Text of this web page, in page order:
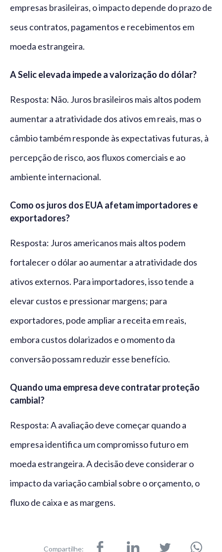
empresas brasileiras, o impacto depende do prazo de
seus contratos, pagamentos e recebimentos em
moeda estrangeira.
A Selic elevada impede a valorização do dólar?
Resposta: Não. Juros brasileiros mais altos podem
aumentar a atratividade dos ativos em reais, mas o
câmbio também responde às expectativas futuras, à
percepção de risco, aos fluxos comerciais e ao
ambiente internacional.
Como os juros dos EUA afetam importadores e
exportadores?
Resposta: Juros americanos mais altos podem
fortalecer o dólar ao aumentar a atratividade dos
ativos externos. Para importadores, isso tende a
elevar custos e pressionar margens; para
exportadores, pode ampliar a receita em reais,
embora custos dolarizados e o momento da
conversão possam reduzir esse benefício.
Quando uma empresa deve contratar proteção
cambial?
Resposta: A avaliação deve começar quando a
empresa identifica um compromisso futuro em
moeda estrangeira. A decisão deve considerar o
impacto da variação cambial sobre o orçamento, o
fluxo de caixa e as margens.
Compartilhe: